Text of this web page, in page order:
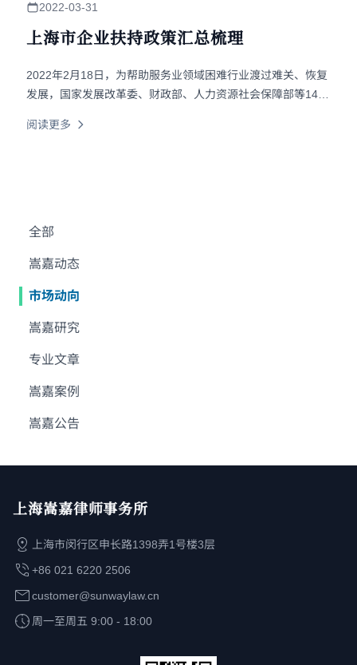
2022-03-31
上海市企业扶持政策汇总梳理
2022年2月18日，为帮助服务业领域困难行业渡过难关、恢复
发展，国家发展改革委、财政部、人力资源社会保障部等14部
政策》。 2022年3月29日，受第一季度疫情影响，为全力支持
阅读更多
全部
嵩嘉动态
市场动向
嵩嘉研究
专业文章
嵩嘉案例
嵩嘉公告
上海嵩嘉律师事务所
上海市闵行区申长路1398弄1号楼3层
+86 021 6220 2506
customer@sunwaylaw.cn
周一至周五 9:00 - 18:00